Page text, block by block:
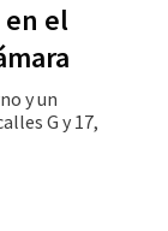
el
y un
G y 17,